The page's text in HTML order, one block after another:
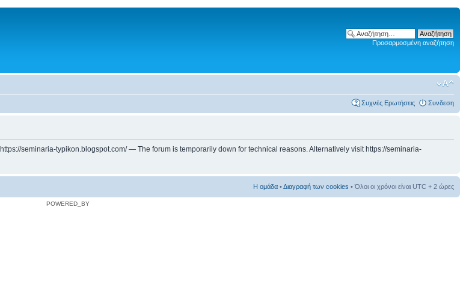
Προσαρμοσμένη αναζήτηση
Συχνές Ερωτήσεις Συνδεση
https://seminaria-typikon.blogspot.com/ — The forum is temporarily down for technical reasons. Alternatively visit https://seminaria-
Η ομάδα •Διαγραφή των cookies • Όλοι οι χρόνοι είναι UTC + 2 ώρες
POWERED_BY